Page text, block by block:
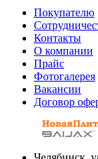
Покупателю
Контакты
О компании
Прайс
Фотогалерея
Вакансии
Договор